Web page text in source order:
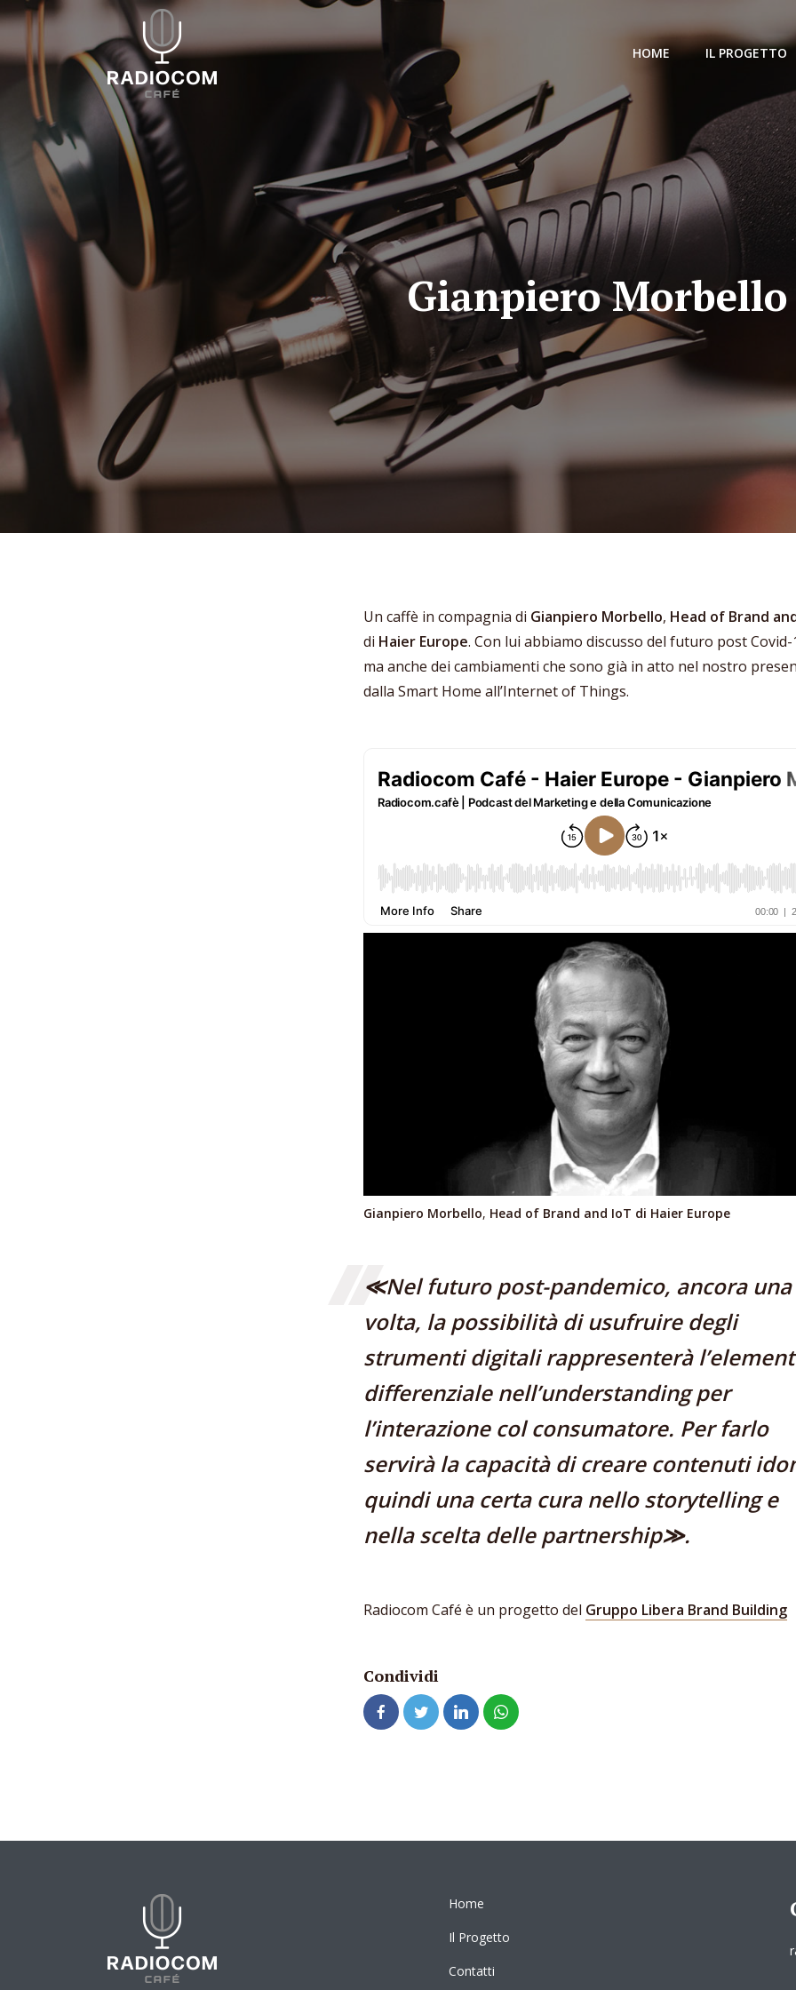
HOME IL PROGETTO
Gianpiero Morbello
Un caffè in compagnia di Gianpiero Morbello, Head of Brand
di Haier Europe. Con lui abbiamo discusso del futuro post Covid-
ma anche dei cambiamenti che sono già in atto nel nostro
dalla Smart Home all’Internet of Things.
Gianpiero Morbello, Head of Brand and IoT di Haier Europe
≪Nel futuro post-pandemico, ancora una
volta, la possibilità di usufruire degli
strumenti digitali rappresenterà
differenziale nell’understanding per
l’interazione col consumatore. Per farlo
servirà la capacità di creare contenuti
quindi una certa cura nello storytelling e
nella scelta delle partnership≫.
Radiocom Café è un progetto del Gruppo Libera Brand Building
Condividi
Home
Il Progetto
Contatti